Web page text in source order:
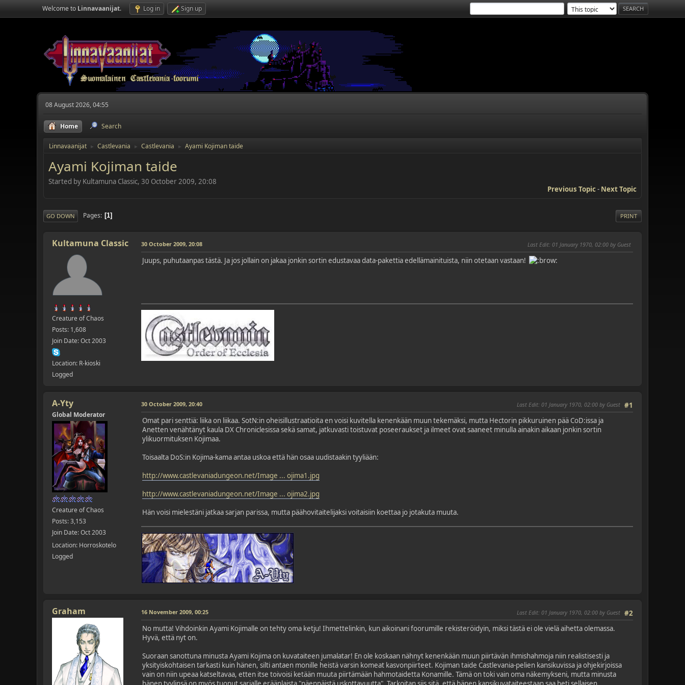
Welcome to Linnavaanijat. Log in Sign up
08 August 2026, 04:55
Home Search
Linnavaanijat ► Castlevania ► Castlevania ► Ayami Kojiman taide
Ayami Kojiman taide
Started by Kultamuna Classic, 30 October 2009, 20:08
Previous Topic- Next Topic
PRINT
GO DOWN Pages 1
Kultamuna Classic
Creature of Chaos
Posts: 1,608
Join Date: Oct 2003
Location: R-kioski
Logged
30 October 2009, 20:08 Last Edit: 01 January 1970, 02:00 by Guest
Juups, puhutaanpas tästä. Ja jos jollain on jakaa jonkin sortin edustavaa data-pakettia edellämainituista, niin otetaan vastaan!
A-Yty
Global Moderator
Creature of Chaos
Posts: 3,153
Join Date: Oct 2003
Location: Horroskotelo
Logged
#1
30 October 2009, 20:40 Last Edit: 01 January 1970, 02:00 by Guest
Omat pari senttiä: liika on liikaa. SotN:in oheisillustraatioita en voisi kuvitella kenenkään muun tekemäksi, mutta Hectorin pikkuruinen pää CoD:issa ja
Anetten venähtänyt kaula DX Chroniclesissa sekä samat, jatkuvasti toistuvat poseeraukset ja ilmeet ovat saaneet minulla ainakin aikaan jonkin sortin
ylikuormituksen Kojimaa.
Toisaalta DoS:in Kojima-kama antaa uskoa että hän osaa uudistaakin tyyliään:
http://www.castlevaniadungeon.net/Image ... ojima1.jpg
http://www.castlevaniadungeon.net/Image ... ojima2.jpg
Hän voisi mielestäni jatkaa sarjan parissa, mutta päähovitaitelijaksi voitaisiin koettaa jo jotakuta muuta.
Graham #2
16 November 2009, 00:25 Last Edit: 01 January 1970, 02:00 by Guest
No mutta! Vihdoinkin Ayami Kojimalle on tehty oma ketju! Ihmettelinkin, kun aikoinani foorumille rekisteröidyin, miksi tästä ei ole vielä aihetta olemassa.
Hyvä, että nyt on.
Suoraan sanottuna minusta Ayami Kojima on kuvataiteen jumalatar! En ole koskaan nähnyt kenenkään muun piirtävän ihmishahmoja niin realistisesti ja
yksityiskohtaisen tarkasti kuin hänen, silti antaen monille heistä varsin komeat kasvonpiirteet. Kojiman taide Castlevania-pelien kansikuvissa ja ohjekirjoissa
vain on niin upeaa katseltavaa, etten itse toivoisi ketään muuta piirtämään hahmotaidetta Konamille. Tämä on toki vain oma näkemykseni, mutta minusta